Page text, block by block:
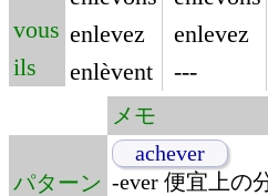
vous
ils
enlevez
enlèvent
enlevez
---
メモ
パターン
achever
-ever 便宜上の